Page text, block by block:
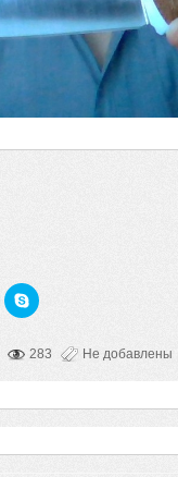
283 Не добавлены